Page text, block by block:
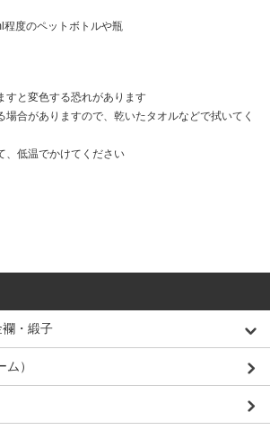
度のペットボトルや瓶
すと変色する恐れがあります
場合がありますので、乾いたタオルなどで拭いてく
、低温でかけてください
・緞子
）